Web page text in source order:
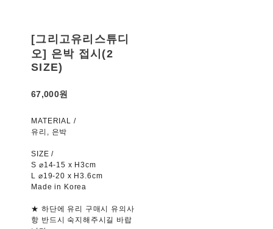
[그리고유리스튜디
오] 은박 접시(2
SIZE)
67,000원
MATERIAL /
유리, 은박
SIZE /
S ⌀14-15 x H3cm
L ⌀19-20 x H3.6cm
Made in Korea
★ 하단에 유리 구매시 유의사
항 반드시 숙지해주시길 바랍